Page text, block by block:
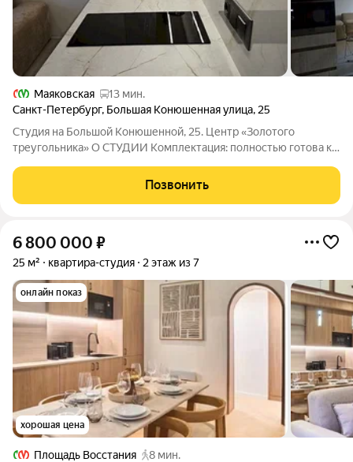
Маяковская
13 мин.
Санкт-Петербург, Большая Конюшенная улица, 25
Студия на Большой Конюшенной, 25. Центр «Золотого
треугольника» О СТУДИИ Комплектация: полностью готова к
месяц, продается с мебелью и техникой. Этаж: 2 S-студии: 27 м
(оптимальная площадь
Позвонить
6 800 000 ₽
25 м² квартира-студия 2 этаж из 7
онлайн показ
хорошая цена
Площадь Восстания
8 мин.